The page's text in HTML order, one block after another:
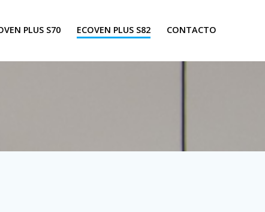
PLUS S70 ECOVEN PLUS S82 CONTACTO